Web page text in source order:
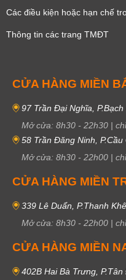
Các điều kiện hoặc hạn chế
Thông tin các trang TMĐT
CỬA HÀNG MIỀN
97 Trần Đại Nghĩa,
Mở cửa: 8h30 - 22h30 |
58 Trần Đăng Ninh, P.Cầu
Mở cửa: 8h30 - 22h00 |
CỬA HÀNG MIỀN
339 Lê Duẩn, P.Thanh
Mở cửa: 8h30 - 22h00 |
CỬA HÀNG MIỀN
402B Hai Bà Trưng,